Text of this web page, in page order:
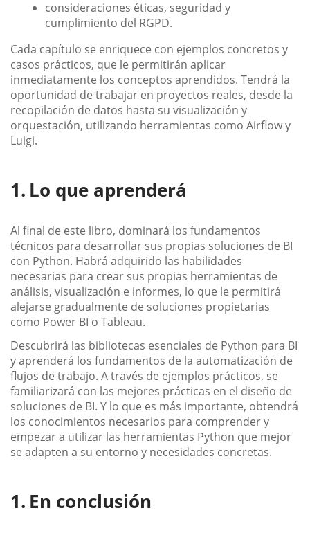
consideraciones éticas, seguridad y
cumplimiento del RGPD.
Cada capítulo se enriquece con ejemplos concretos y
casos prácticos, que le permitirán aplicar
inmediatamente los conceptos aprendidos. Tendrá la
oportunidad de trabajar en proyectos reales, desde la
recopilación de datos hasta su visualización y
orquestación, utilizando herramientas como Airflow y
Luigi.
Lo que aprenderá
Al final de este libro, dominará los fundamentos
técnicos para desarrollar sus propias soluciones de BI
con Python. Habrá adquirido las habilidades
necesarias para crear sus propias herramientas de
análisis, visualización e informes, lo que le permitirá
alejarse gradualmente de soluciones propietarias
como Power BI o Tableau.
Descubrirá las bibliotecas esenciales de Python para BI
y aprenderá los fundamentos de la automatización de
flujos de trabajo. A través de ejemplos prácticos, se
familiarizará con las mejores prácticas en el diseño de
soluciones de BI. Y lo que es más importante, obtendrá
los conocimientos necesarios para comprender y
empezar a utilizar las herramientas Python que mejor
se adapten a su entorno y necesidades concretas.
En conclusión